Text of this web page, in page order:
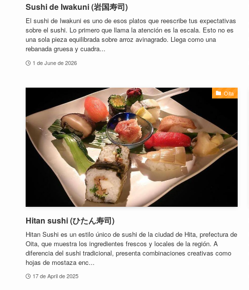
Sushi de Iwakuni (岩国寿司)
El sushi de Iwakuni es uno de esos platos que reescribe tus expectativas
sobre el sushi. Lo primero que llama la atención es la escala. Esto no es
una sola pieza equilibrada sobre arroz avinagrado. Llega como una
rebanada gruesa y cuadra...
1 de June de 2026
Oita
Hitan sushi (ひたん寿司)
Hitan Sushi es un estilo único de sushi de la ciudad de Hita, prefectura de
Oita, que muestra los ingredientes frescos y locales de la región. A
diferencia del sushi tradicional, presenta combinaciones creativas como
hojas de mostaza enc...
17 de April de 2025